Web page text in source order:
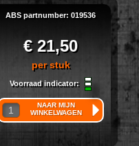
ABS partnumber: 019536
€ 21,50
per stuk
Voorraad indicator:
NAAR MIJN
WINKELWAGEN